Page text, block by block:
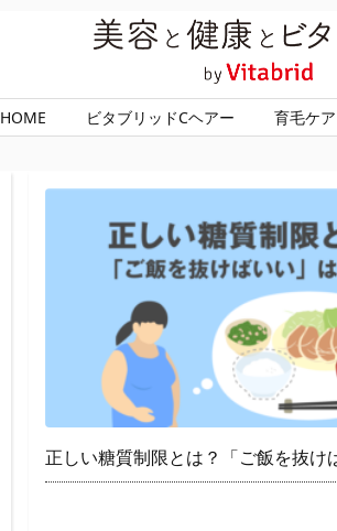
HOME ビタブリッドCヘアー 育毛ケ
正しい糖質制限とは？「ご飯を抜け